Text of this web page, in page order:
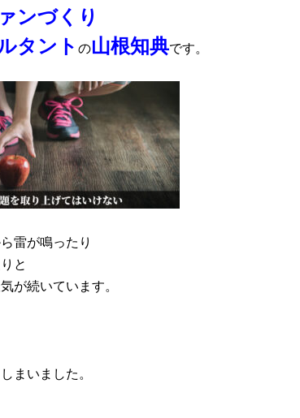
ンづくり
タント の山根知典です。
雷が鳴ったり
と
が続いています。
まいました。